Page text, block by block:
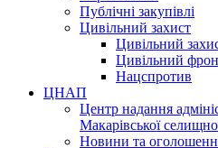
Публічні закупівлі
Цивільний захист
Цивільний
Цивільний
Нацспротив
ЦНАП
Центр надання
Макарівської
Новини та